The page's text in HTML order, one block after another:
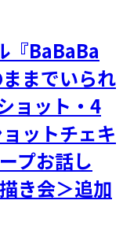
『BaBaBa
までいられ
ョット・4
ットチェキ
プお話し
き会＞追加